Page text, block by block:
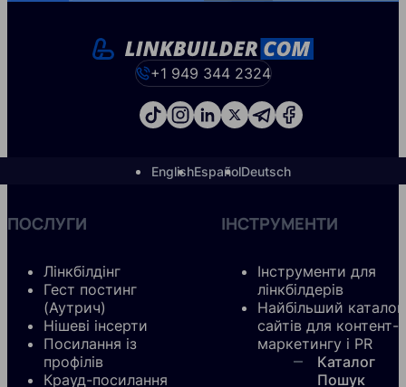
+1 949 344 2324
EnglishEspañolDeutsch
ПОСЛУГИ
Лінкбілдінг
Гест постинг
(Аутрич)
Нішеві інсерти
Посилання із
профілів
Крауд-посилання
ІНСТРУМЕНТИ
Інструменти для
лінкбілдерів
Найбільший каталог
сайтів для контент-
маркетингу і PR
Каталог
Пошук